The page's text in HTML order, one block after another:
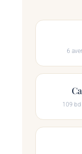
6
109 bd